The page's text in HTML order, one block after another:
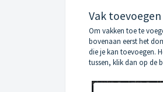
Vak toevoegen
Om vakken toe te
bovenaan eerst het
die je kan toevoegen.
tussen, klik dan op de